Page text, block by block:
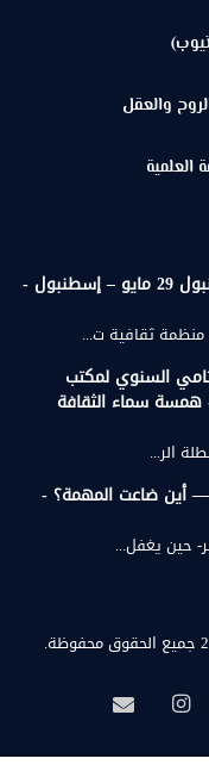
والعقل
العلمية
زيارة علمية إلى جامعة مرمرة وجامعة إسطنبول 29 مايو – إسطنبول -
ثقافية ت...
السنوي لمكتب
همسة سماء الثقافة
الر...
— أين ضاعت المهمة؟ -
حين يغفل...
انستقرامبريد
همسة